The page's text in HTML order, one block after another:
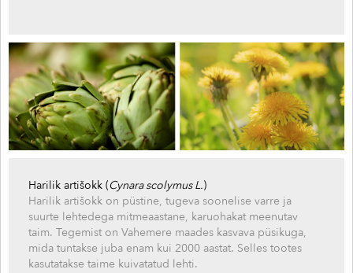
Harilik artišokk (Cynara scolymus L.)
Harilik artišokk on püstine, tugeva soonelise varre ja
suurte lehtedega mitmeaastane, karuohakat meenutav
taim. Tegemist on Vahemere maades kasvava püsikuga,
mida tuntakse juba enam kui 2000 aastat. Selles tootes
kasutatakse taime kuivatatud lehti.